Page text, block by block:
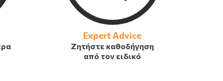
Expert Advice
Ζητήστε καθοδήγηση
από τον ειδικό